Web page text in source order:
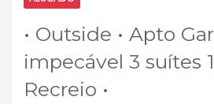
• Outside • Apto
impecável 3 suítes
Recreio •